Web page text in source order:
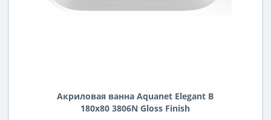
Акриловая ванна Aquanet Elegant B
180x80 3806N Gloss Finish